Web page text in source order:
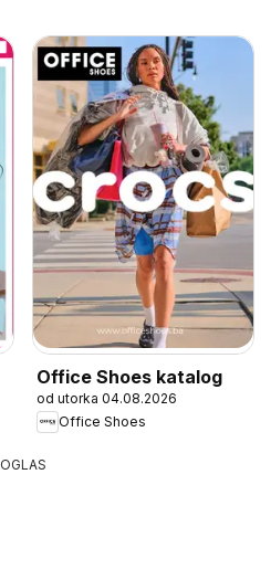
Office Shoes katalog
od utorka 04.08.2026
Office Shoes
OGLAS